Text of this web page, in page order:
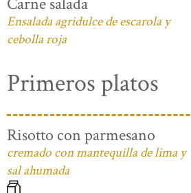
Ensalada agridulce de escarola y
cebolla roja
Primeros platos
Risotto con parmesano
cremado con mantequilla de lima y
sal ahumada